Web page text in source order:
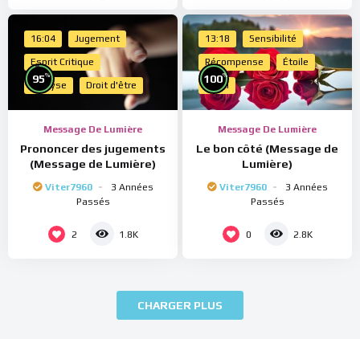
16:04 Jugement
Esprit Critique
Analyse Droit d'être
95%
Message De Lumière
Prononcer des jugements
(Message de Lumière)
Viter7960
3 Années
Passés
2 1.8K
13:18 Sensibilité
Récompense Étoile
Merci
100%
Message De Lumière
Le bon côté (Message de
Lumière)
Viter7960
3 Années
Passés
0 2.8K
CHARGER PLUS